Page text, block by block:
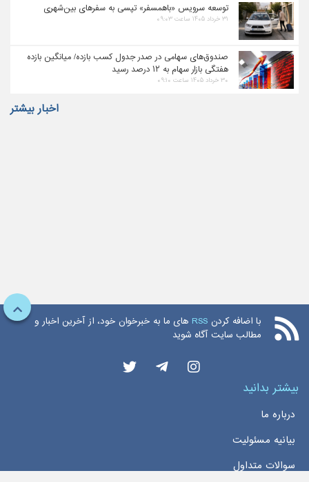
توسعه سرویس «باهمسفر» تپسی به سفرهای بین‌شهری
۳۱ خرداد ۱۴۰۵ ساعت ۰۹:۰۳
صندوق‌های سهامی در صدر جدول کسب بازده/ میانگین بازده
هفتگی بازار سهام به ۱۲ درصد رسید
۳۰ خرداد ۱۴۰۵ ساعت ۰۹:۱۰
اخبار بیشتر
با اضافه کردن RSS های ما به خبرخوان خود، از آخرین اخبار و
مطالب سایت آگاه شوید
بیشتر بدانید
درباره ما
بیانیه مسئولیت
سوالات متداول